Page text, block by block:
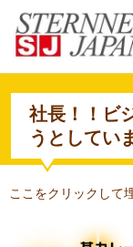
社長！！ビ
うとしてい
ここをクリックして